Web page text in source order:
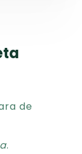
de
.